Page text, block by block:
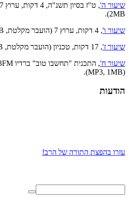
שיעור ה'
2MB).
שיעור ו', 4 דקות, ערוץ 7 (הועבר מקלטת, MP3, 2MB).
שיעור ז', 17 דקות, טכניון (הועבר מקלטת, MP3, 6MB).
שיעור ח'
(MP3, 1MB).
הודעות
עזרו בהפצת התורה של הרב!